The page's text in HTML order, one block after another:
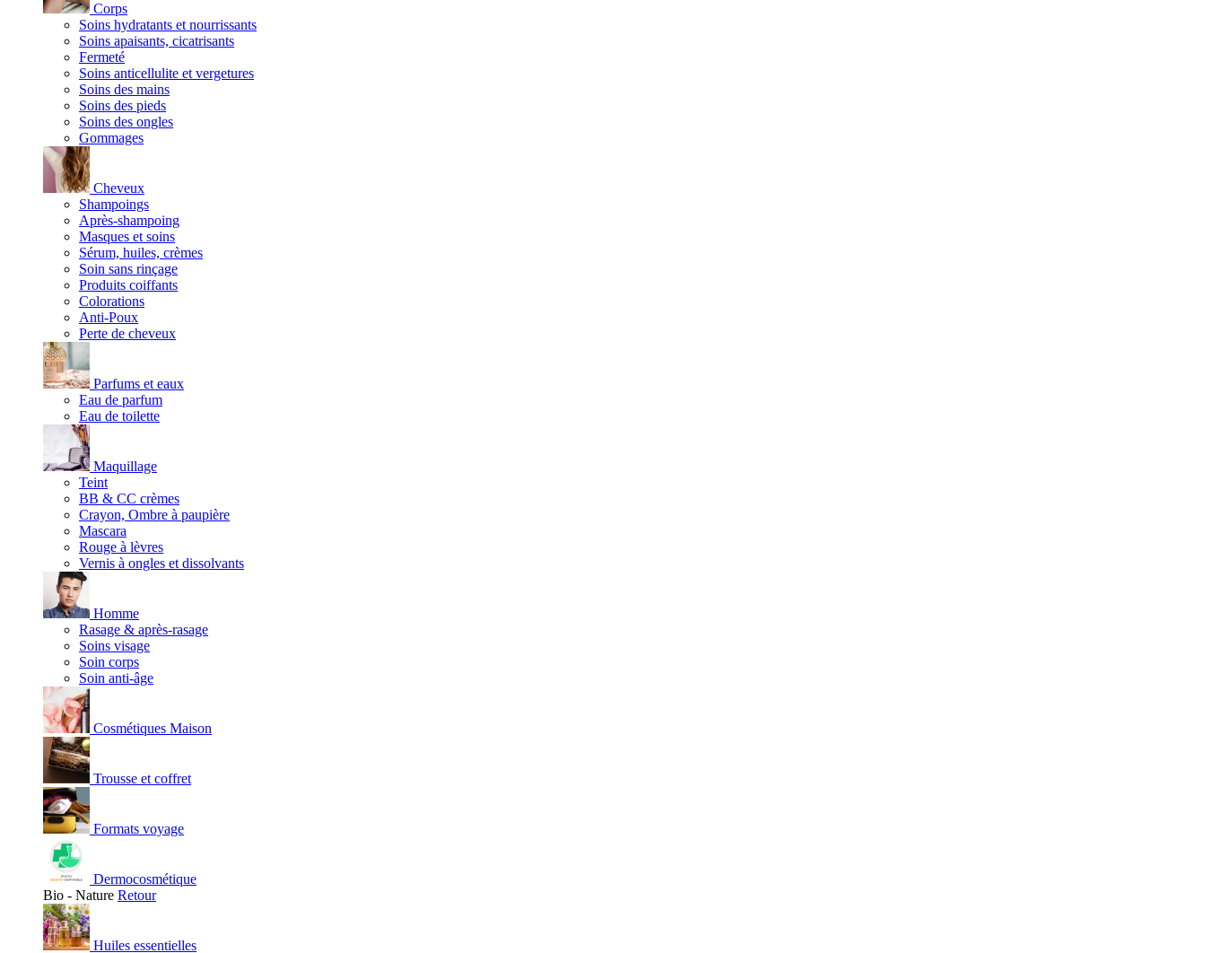
Corps
Soins hydratants et nourrissants
Soins apaisants, cicatrisants
Fermeté
Soins anticellulite et vergetures
Soins des mains
Soins des pieds
Soins des ongles
Gommages
Cheveux
Shampoings
Après-shampoing
Masques et soins
Sérum, huiles, crèmes
Soin sans rinçage
Produits coiffants
Colorations
Anti-Poux
Perte de cheveux
Parfums et eaux
Eau de parfum
Eau de toilette
Maquillage
Teint
BB & CC crèmes
Crayon, Ombre à paupière
Mascara
Rouge à lèvres
Vernis à ongles et dissolvants
Homme
Rasage & après-rasage
Soins visage
Soin corps
Soin anti-âge
Cosmétiques Maison
Trousse et coffret
Formats voyage
Dermocosmétique
Bio - Nature Retour
Huiles essentielles